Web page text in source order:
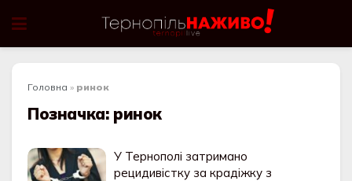
Головна » ринок
Позначка: ринок
У Тернополі затримано
рецидивістку за крадіжку з